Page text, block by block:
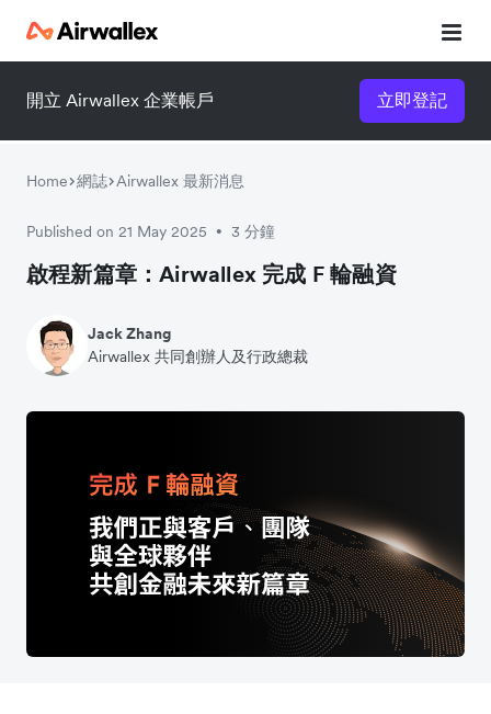
開立 Airwallex 企業帳戶 立即登記
Home 網誌 Airwallex 最新消息
Published on 21 May 2025 • 3 分鐘
啟程新篇章：Airwallex 完成 F 輪融資
Jack Zhang
Airwallex 共同創辦人及行政總裁